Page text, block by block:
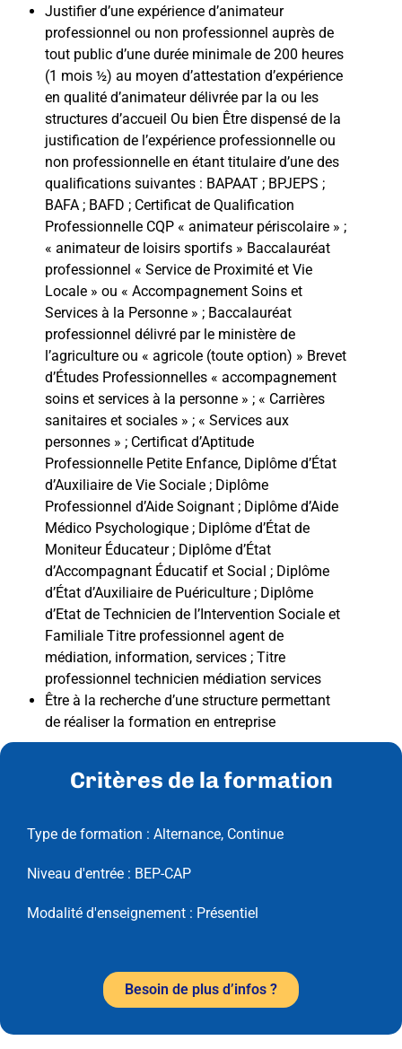
Justifier d’une expérience d’animateur
professionnel ou non professionnel auprès de
tout public d’une durée minimale de 200 heures
(1 mois ½) au moyen d’attestation d’expérience
en qualité d’animateur délivrée par la ou les
structures d’accueil Ou bien Être dispensé de la
justification de l’expérience professionnelle ou
non professionnelle en étant titulaire d’une des
qualifications suivantes : BAPAAT ; BPJEPS ;
BAFA ; BAFD ; Certificat de Qualification
Professionnelle CQP « animateur périscolaire » ;
« animateur de loisirs sportifs » Baccalauréat
professionnel « Service de Proximité et Vie
Locale » ou « Accompagnement Soins et
Services à la Personne » ; Baccalauréat
professionnel délivré par le ministère de
l’agriculture ou « agricole (toute option) » Brevet
d’Études Professionnelles « accompagnement
soins et services à la personne » ; « Carrières
sanitaires et sociales » ; « Services aux
personnes » ; Certificat d’Aptitude
Professionnelle Petite Enfance, Diplôme d’État
d’Auxiliaire de Vie Sociale ; Diplôme
Professionnel d’Aide Soignant ; Diplôme d’Aide
Médico Psychologique ; Diplôme d’État de
Moniteur Éducateur ; Diplôme d’État
d’Accompagnant Éducatif et Social ; Diplôme
d’État d’Auxiliaire de Puériculture ; Diplôme
d’Etat de Technicien de l’Intervention Sociale et
Familiale Titre professionnel agent de
médiation, information, services ; Titre
professionnel technicien médiation services
Être à la recherche d’une structure permettant
de réaliser la formation en entreprise
Critères de la formation
Type de formation : Alternance, Continue
Niveau d'entrée : BEP-CAP
Modalité d'enseignement : Présentiel
Besoin de plus d’infos ?